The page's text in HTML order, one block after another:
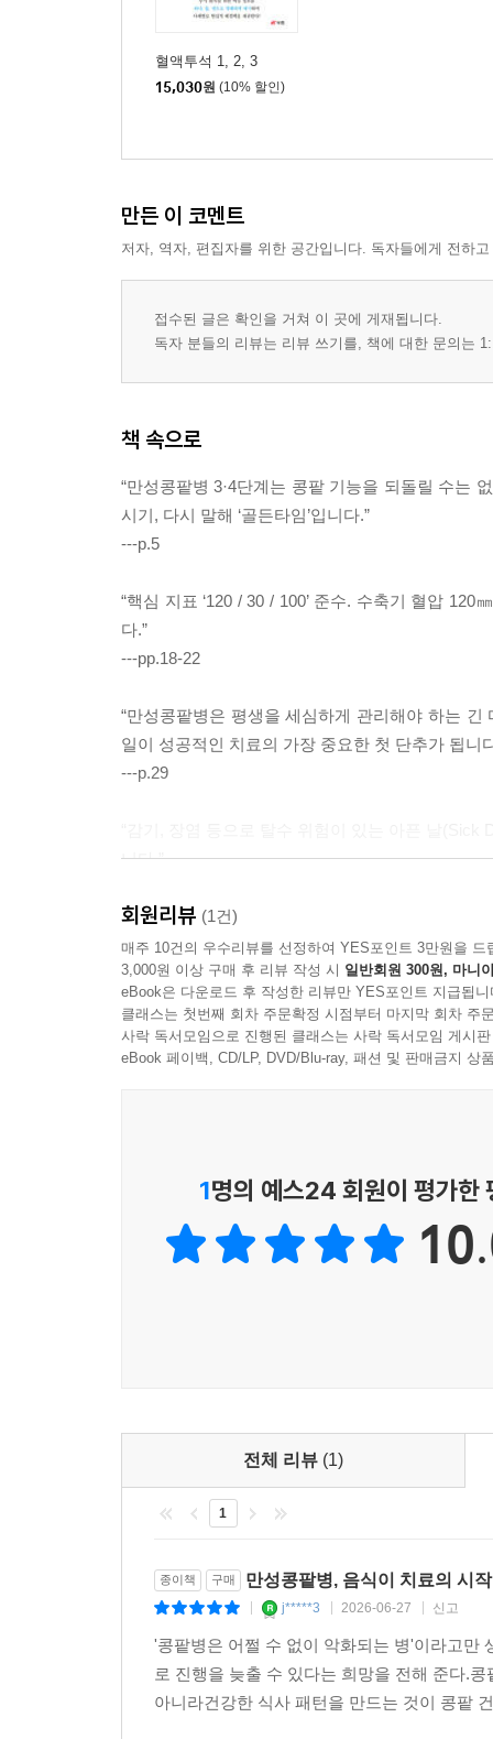
혈액투석 1, 2, 3
15,030원 (10% 할인)
만든 이 코멘트
저자, 역자, 편집자를 위한 공간입니다. 독자들에게 전하
접수된 글은 확인을 거쳐 이 곳에 게재됩니다.
독자 분들의 리뷰는 리뷰 쓰기를, 책에 대한 문의는
책 속으로
“만성콩팥병 3·4단계는 콩팥 기능을 되돌릴 수는
시기, 다시 말해 ‘골든타임’입니다.”
---p.5
“핵심 지표 ‘120 / 30 / 100’ 준수. 수축기 혈압
다.”
---pp.18-22
“만성콩팥병은 평생을 세심하게 관리해야 하는
일이 성공적인 치료의 가장 중요한 첫 단추가 됩니
---p.29
니다.”
“최근 만성콩팥병 영양 관리는 단순히 단백질이나
로 변화하고 있습니다.”
---pp.62-63
“부정적인 미래를 상상하는 것은 현재의 희망을
회원리뷰 (1건)
매주 10건의 우수리뷰를 선정하여 YES포인트 3만원을 드
3,000원 이상 구매 후 리뷰 작성 시 일반회원 300원, 마니
eBook은 다운로드 후 작성한 리뷰만 YES포인트 지급됩니
클래스는 첫번째 회차 주문확정 시점부터 마지막 회차 주
사락 독서모임으로 진행된 클래스는 사락 독서모임 게시
eBook 페이백, CD/LP, DVD/Blu-ray, 패션 및 판매금지 상
1명의 예스24 회원이 평가한
전체 리뷰 (1)
1
종이책 구매 만성콩팥병, 음식이 치료의 시
j*****3 2026-06-27 신고
'콩팥병은 어쩔 수 없이 악화되는 병'이라고만
로 진행을 늦출 수 있다는 희망을 전해 준다.
아니라건강한 식사 패턴을 만드는 것이 콩팥